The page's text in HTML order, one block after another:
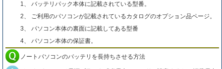
1、 バッテリパック本体に記載されている型番。
2、 ご利用のパソコンが記載されているカタログのオプション品ページ。
3、 パソコン本体の裏面に記載してある型番
4、 パソコン本体の保証書。
ノートパソコンのバッテリを長持ちさせる方法